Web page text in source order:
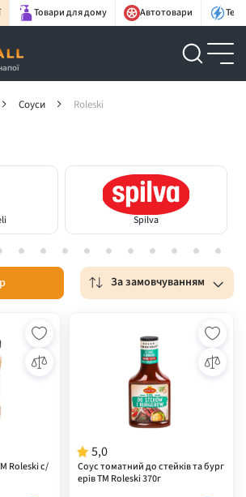
Товари для дому Автотовари
Соуси Roleski
Spilva
За замовчуванням
Roleski с/
5,0
Соус томатний до стейків та бург
ерів ТМ Roleski 370г